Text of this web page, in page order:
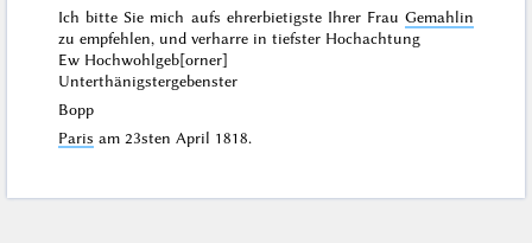
Ich bitte Sie mich aufs ehrerbietigste Ihrer Frau Gemahlin
zu empfehlen, und verharre in tiefster Hochachtung
Ew Hochwohlgeb[orner]
Unterthänigstergebenster
Bopp
Paris am 23sten April 1818.